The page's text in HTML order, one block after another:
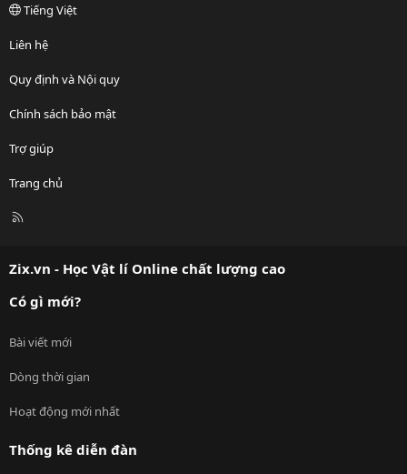
Tiếng Việt
Liên hệ
Quy định và Nội quy
Chính sách bảo mật
Trợ giúp
Trang chủ
R
Zix.vn - Học Vật lí Online chất lượng cao
Có gì mới?
Bài viết mới
Dòng thời gian
Hoạt động mới nhất
Thống kê diễn đàn